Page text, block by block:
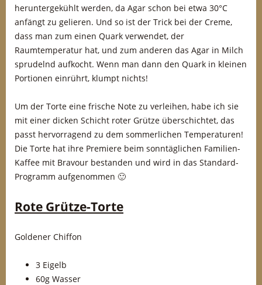
heruntergekühlt werden, da Agar schon bei etwa 30°C
anfängt zu gelieren. Und so ist der Trick bei der Creme,
dass man zum einen Quark verwendet, der
Raumtemperatur hat, und zum anderen das Agar in Milch
sprudelnd aufkocht. Wenn man dann den Quark in kleinen
Portionen einrührt, klumpt nichts!
Um der Torte eine frische Note zu verleihen, habe ich sie
mit einer dicken Schicht roter Grütze überschichtet, das
passt hervorragend zu dem sommerlichen Temperaturen!
Die Torte hat ihre Premiere beim sonntäglichen Familien-
Kaffee mit Bravour bestanden und wird in das Standard-
Programm aufgenommen 🙂
Rote Grütze-Torte
Goldener Chiffon
3 Eigelb
60g Wasser